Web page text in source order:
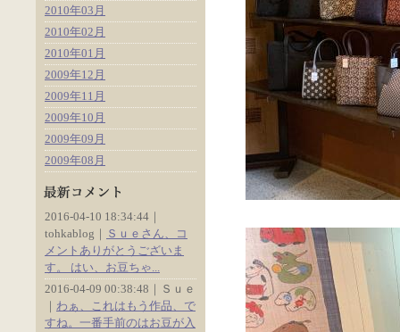
2010年03月
2010年02月
2010年01月
2009年12月
2009年11月
2009年10月
2009年09月
2009年08月
2016-04-10 18:34:44｜
tohkablog｜
Ｓｕｅさん、コ
メントありがとうございま
す。 はい、お豆ちゃ...
2016-04-09 00:38:48｜Ｓｕｅ
わぁ、これはもう作品、で
すね。一番手前のはお豆が入